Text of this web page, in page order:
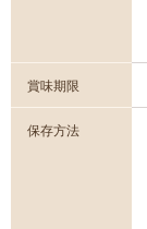
賞味期限
保存方法